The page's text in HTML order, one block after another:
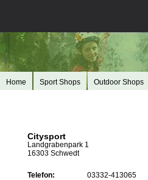
Home Sport Shops Outdoor Shops
Citysport
Landgrabenpark 1
16303 Schwedt
Telefon:
03332-413065